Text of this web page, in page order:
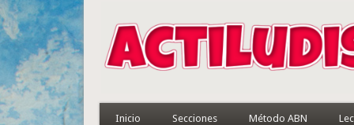
Inicio Secciones Método ABN